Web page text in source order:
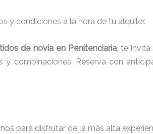
y condiciones a la hora de tu alquiler.
de novia en Penitenciaria, te
combinaciones. Reserva con
para disfrutar de la más alta